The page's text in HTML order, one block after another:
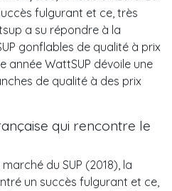
fulgurant et ce, très
a su répondre à la
gonflables de qualité à prix
année WattSUP dévoile une
de qualité à des prix
qui rencontre le
du SUP (2018), la
un succès fulgurant et ce,